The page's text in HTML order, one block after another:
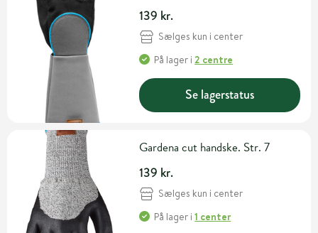
139 kr.
Sælges kun i center
På lager i2 centre
Se lagerstatus
Gardena cut handske. Str. 7
139 kr.
Sælges kun i center
På lager i1 center